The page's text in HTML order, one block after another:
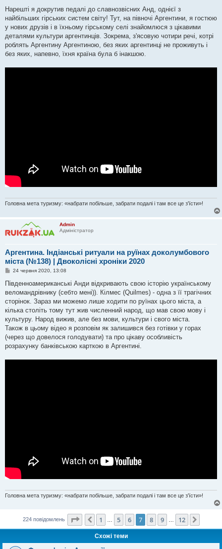
в
д
о
л
е
н
Нарешті я докрутив педалі до славнозвісних Анд, однієї з
найбільших гірських систем світу! Тут, на півночі Аргентини, я гостюю
у нових друзів і в їхньому гірському селі знайомлюся з цікавими
деталями культури аргентинців. Зокрема, з'ясовую чотири речі, котрі
роблять Аргентину Аргентиною, без яких аргентинці не проживуть і
без яких, напевно, їхня країна була б інакшою.
Головна мета туризму: «набрати побільше, забрати подалі і там все це з'їсти»!
Admin
Адміністратор
Аргентина. Індіанські ритуали на руїнах доколумбового
міста (№138) | Двоколісні хроніки 2020
П
в
д
о
л
е
н
я
24 червня 2020, 13:08
Південноамериканські Анди відкривають свою історію українському
веломандрівнику (себто мені)). Кілмес (Quilmes) - одна з її трагічних
сторінок. Зараз ми можемо лише ходити по руїнах цього міста, а
кілька століть тому тут жив численний народ, що мав свою мову і
культуру. Народ вижив, але без мови, культури і свого міста.
Також в цьому відео я розповім як залишився без готівки у горах
(через що довелося голодувати) та про цікаву особливість
розрахунку банківською карткою в Аргентині.
Головна мета туризму: «набрати побільше, забрати подалі і там все це з'їсти»!
224 повідомлень Сторінка з12
Поперед.
1 5 6 7 8 9 12
Схожі теми